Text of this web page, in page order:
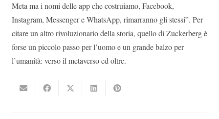
Meta ma i nomi delle app che costruiamo, Facebook,
Instagram, Messenger e WhatsApp, rimarranno gli stessi”. Per
citare un altro rivoluzionario della storia, quello di Zuckerberg è
forse un piccolo passo per l’uomo e un grande balzo per
l’umanità: verso il metaverso ed oltre.